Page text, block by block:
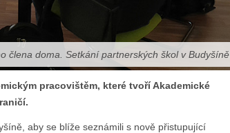
člena doma. Setkání partnerských škol v Budyšíně
pracovištěm, které tvoří Akademické
aby se blíže seznámili s nově přistupující